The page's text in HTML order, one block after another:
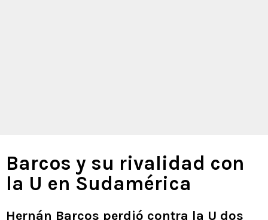
Barcos y su rivalidad con
la U en Sudamérica
Hernán Barcos perdió contra la U dos